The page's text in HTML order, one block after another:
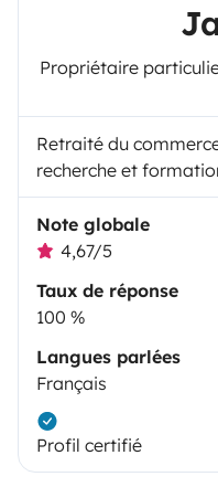
Propriétaire
Retraité du
recherche et
Note globale
4,67/5
Taux de réponse
100 %
Langues parlées
Français
Profil certifié